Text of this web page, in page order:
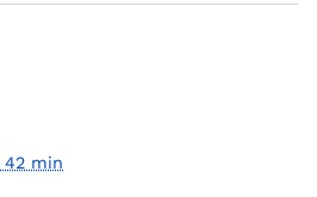
42 min